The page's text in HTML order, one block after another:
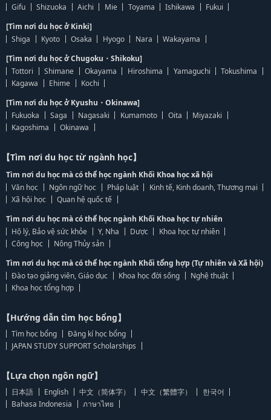
Gifu
Shizuoka Aichi Mie Toyama Ishikawa
Fukui
[Tìm nơi du học ở Kinki]
Shiga
Kyoto Osaka Hyogo Nara
Wakayama
[Tìm nơi du học ở Chugoku・Shikoku]
Tottori
Shimane Okayama Hiroshima Yamaguchi
Tokushima
Kagawa
Ehime
Kochi
[Tìm nơi du học ở Kyushu・Okinawa]
Fukuoka
Saga Nagasaki Kumamoto Oita
Miyazaki
Kagoshima
Okinawa
【Tìm nơi du học từ ngành học】
Tìm nơi du học mà có thể học ngành Khối Khoa học xã hội
Văn học
Ngôn ngữ học Pháp luật
Kinh tế, Kinh doanh, Thương mại
Xã hội học
Quan hệ quốc tế
Tìm nơi du học mà có thể học ngành Khối Khoa học tự nhiên
Hộ lý, Bảo vệ sức khỏe
Y, Nha Dược
Khoa học tự nhiên
Công học
Nông Thủy sản
Tìm nơi du học mà có thể học ngành Khối tổng hợp (Tự nhiên và Xã hội)
Đào tạo giảng viên, Giáo dục
Khoa học đời sống
Nghệ thuật
Khoa học tổng hợp
【Hướng dẫn tìm học bổng】
Tìm học bổng
Đăng kí học bổng
JAPAN STUDY SUPPORT Scholarships
【Lựa chọn ngôn ngữ】
日本語 English 中文（简体字） 中文（繁體字）
한국어
Bahasa Indonesia
ภาษาไทย